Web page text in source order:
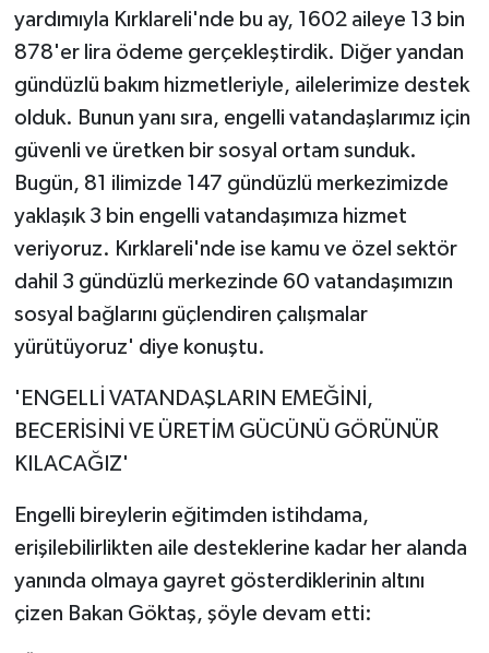
yardımıyla Kırklareli'nde bu ay, 1602 aileye 13 bin
878'er lira ödeme gerçekleştirdik. Diğer yandan
gündüzlü bakım hizmetleriyle, ailelerimize destek
olduk. Bunun yanı sıra, engelli vatandaşlarımız için
güvenli ve üretken bir sosyal ortam sunduk.
Bugün, 81 ilimizde 147 gündüzlü merkezimizde
yaklaşık 3 bin engelli vatandaşımıza hizmet
veriyoruz. Kırklareli'nde ise kamu ve özel sektör
dahil 3 gündüzlü merkezinde 60 vatandaşımızın
sosyal bağlarını güçlendiren çalışmalar
yürütüyoruz' diye konuştu.
'ENGELLİ VATANDAŞLARIN EMEĞİNİ,
BECERİSİNİ VE ÜRETİM GÜCÜNÜ GÖRÜNÜR
KILACAĞIZ'
Engelli bireylerin eğitimden istihdama,
erişilebilirlikten aile desteklerine kadar her alanda
yanında olmaya gayret gösterdiklerinin altını
çizen Bakan Göktaş, şöyle devam etti: